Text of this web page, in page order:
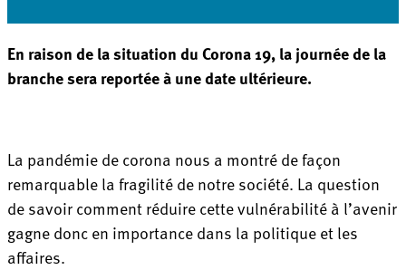
En raison de la situation du Corona 19, la journée de la
branche sera reportée à une date ultérieure.
La pandémie de corona nous a montré de façon
remarquable la fragilité de notre société. La question
de savoir comment réduire cette vulnérabilité à l’avenir
gagne donc en importance dans la politique et les
affaires.